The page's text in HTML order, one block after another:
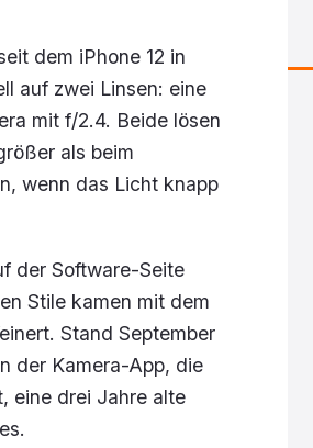
dem iPhone 12 in
auf zwei Linsen: eine
mit f/2.4. Beide lösen
als beim
wenn das Licht knapp
der Software-Seite
Stile kamen mit dem
Stand September
der Kamera-App, die
eine drei Jahre alte